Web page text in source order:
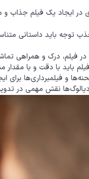
در ایجاد یک فیلم جذاب و
توجه باید داستانی
فیلم، درک و همراهی
باید با دقت و با
و فیلمبرداری‌ها برای
نقش مهمی در